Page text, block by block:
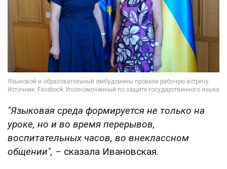
"Языковая среда формируется не только на
уроке, но и во время перерывов,
воспитательных часов, во внеклассном
общении", – сказала Ивановская.